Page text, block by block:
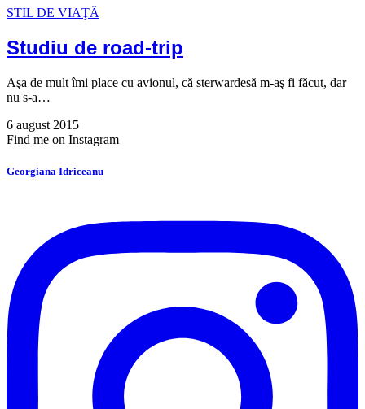
STIL DE VIAŢĂ
Studiu de road-trip
Aşa de mult îmi place cu avionul, că sterwardesă m-aş fi făcut, dar
nu s-a…
6 august 2015
Find me on Instagram
Georgiana Idriceanu